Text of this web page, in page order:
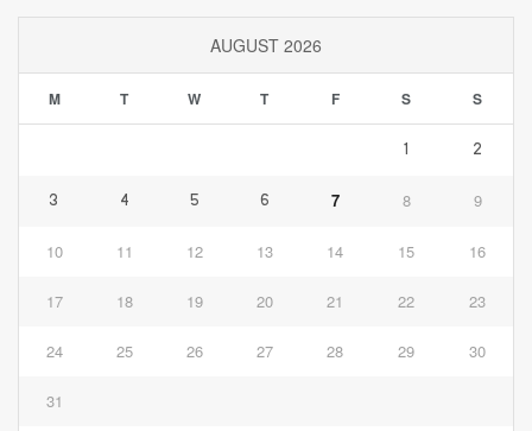
AUGUST 2026
M T W T F S S
1 2
3 4 5 6 7 8 9
10 11 12 13 14 15 16
17 18 19 20 21 22 23
24 25 26 27 28 29 30
31